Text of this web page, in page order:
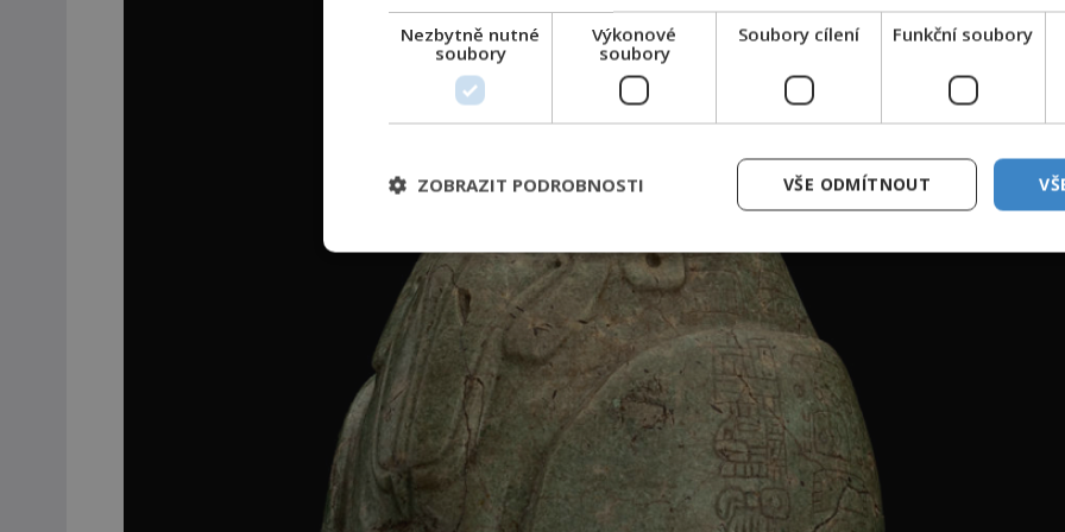
Nezbytně nutné
soubory
Výkonové
soubory
Soubory cílení Funkční soubory
VŠE ODMÍTNOUT
ZOBRAZIT PODROBNOSTI